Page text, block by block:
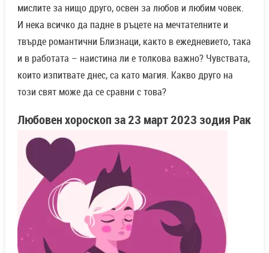
мислите за нищо друго, освен за любов и любим човек.
И нека всичко да падне в ръцете на мечтателните и
твърде романтични Близнаци, както в ежедневието, така
и в работата – наистина ли е толкова важно? Чувствата,
които изпитвате днес, са като магия. Какво друго на
този свят може да се сравни с това?
Любовен хороскоп за23 март2023 зодия Рак